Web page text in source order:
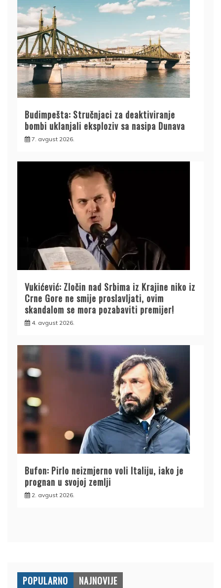
Budimpešta: Stručnjaci za deaktiviranje
bombi uklanjali eksploziv sa nasipa Dunava
7. avgust 2026.
Vukićević: Zločin nad Srbima iz Krajine niko iz
Crne Gore ne smije proslavljati, ovim
skandalom se mora pozabaviti premijer!
4. avgust 2026.
Bufon: Pirlo neizmjerno voli Italiju, iako je
prognan u svojoj zemlji
2. avgust 2026.
POPULARNO NAJNOVIJE